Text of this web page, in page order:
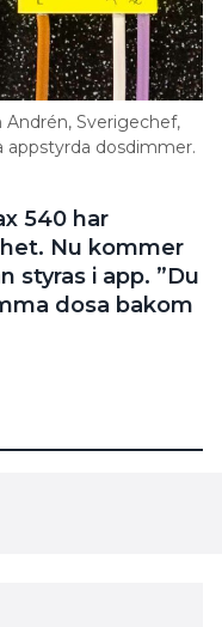
540 har
Nu kommer
styras i app. ”Du
dosa bakom